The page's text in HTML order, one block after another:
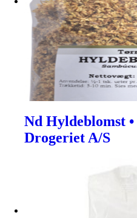
Nd Hyldeblomst
Drogeriet A/S